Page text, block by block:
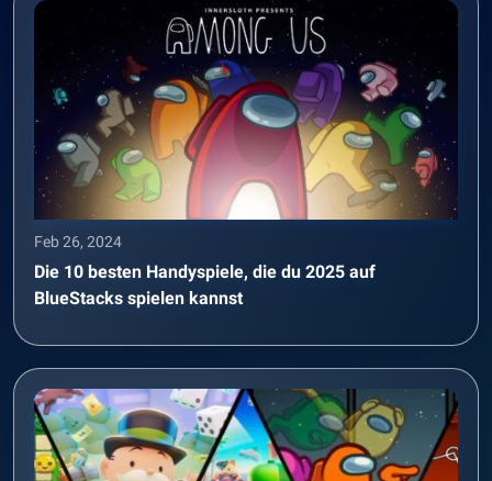
Feb 26, 2024
Die 10 besten Handyspiele, die du 2025 auf
BlueStacks spielen kannst